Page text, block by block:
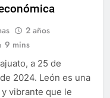
2 años
9 mins
a 25 de
2024. León es una
vibrante que le